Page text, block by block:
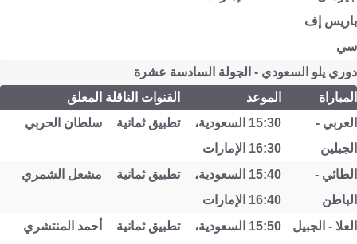
باريس إف
سي
دوري يلو السعودي - الجولة السادسة عشرة
المباراة
الموعد القنوات الناقلة المعلق
العربي -
الجبلين
15:30 السعودية،
16:30 الإمارات
تطبيق ثمانية سلطان الحربي
الطائي -
الباطن
15:40 السعودية،
16:40 الإمارات
تطبيق ثمانية مشعل الشمري
العلا - الجبيل
15:50 السعودية،
تطبيق ثمانية أحمد المنتشري